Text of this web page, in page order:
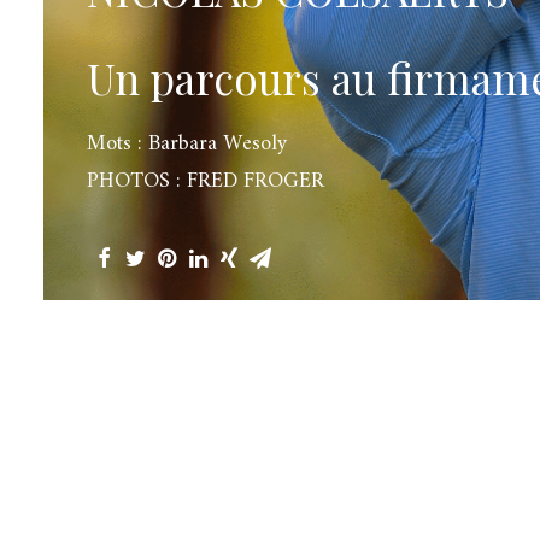
Un parcours au
Mots : Barbara Wesoly
PHOTOS : FRED FROGER